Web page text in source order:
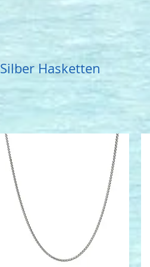
Silber Hasketten